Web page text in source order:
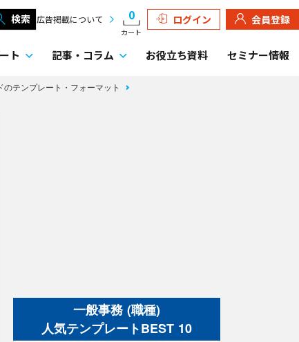
検索 広告掲載について 0
カート
ログイン 会員登録
ト 記事・ コラム お役立ち資料 セミナー情報
テンプレート・フォーマット
一般事務 (職種)
人気テンプレートBEST 10